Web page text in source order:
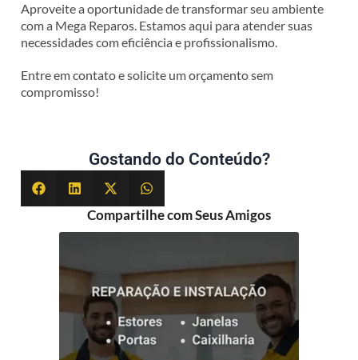
Aproveite a oportunidade de transformar seu ambiente
com a Mega Reparos. Estamos aqui para atender suas
necessidades com eficiência e profissionalismo.
Entre em contato e solicite um orçamento sem
compromisso!
Gostando do Conteúdo?
Compartilhe com Seus Amigos